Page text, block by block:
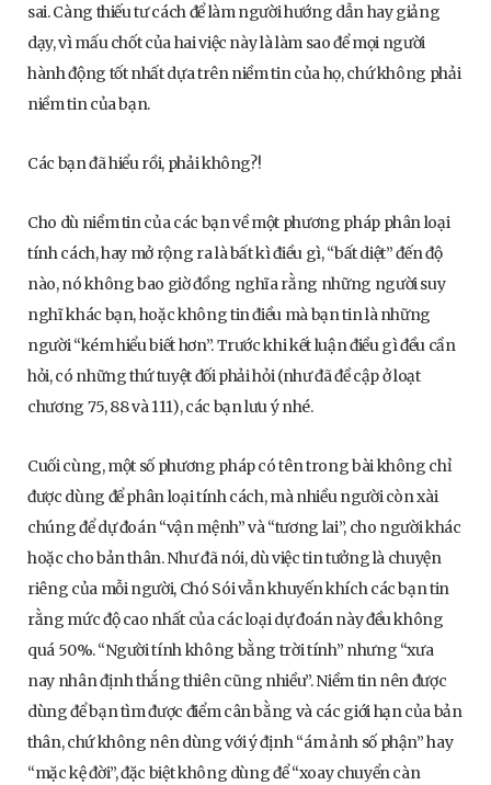
sai. Càng thiếu tư cách để làm người hướng dẫn hay giảng
dạy, vì mấu chốt của hai việc này là làm sao để mọi người
hành động tốt nhất dựa trên niềm tin của họ, chứ không phải
niềm tin của bạn.
Các bạn đã hiểu rồi, phải không?!
Cho dù niềm tin của các bạn về một phương pháp phân loại
tính cách, hay mở rộng ra là bất kì điều gì, “bất diệt” đến độ
nào, nó không bao giờ đồng nghĩa rằng những người suy
nghĩ khác bạn, hoặc không tin điều mà bạn tin là những
người “kém hiểu biết hơn”. Trước khi kết luận điều gì đều cần
hỏi, có những thứ tuyệt đối phải hỏi (như đã đề cập ở loạt
chương 75, 88 và 111), các bạn lưu ý nhé.
Cuối cùng, một số phương pháp có tên trong bài không chỉ
được dùng để phân loại tính cách, mà nhiều người còn xài
chúng để dự đoán “vận mệnh” và “tương lai”, cho người khác
hoặc cho bản thân. Như đã nói, dù việc tin tưởng là chuyện
riêng của mỗi người, Chó Sói vẫn khuyến khích các bạn tin
rằng mức độ cao nhất của các loại dự đoán này đều không
quá 50%. “Người tính không bằng trời tính” nhưng “xưa
nay nhân định thắng thiên cũng nhiều”. Niềm tin nên được
dùng để bạn tìm được điểm cân bằng và các giới hạn của bản
thân, chứ không nên dùng với ý định “ám ảnh số phận” hay
“mặc kệ đời”, đặc biệt không dùng để “xoay chuyển càn